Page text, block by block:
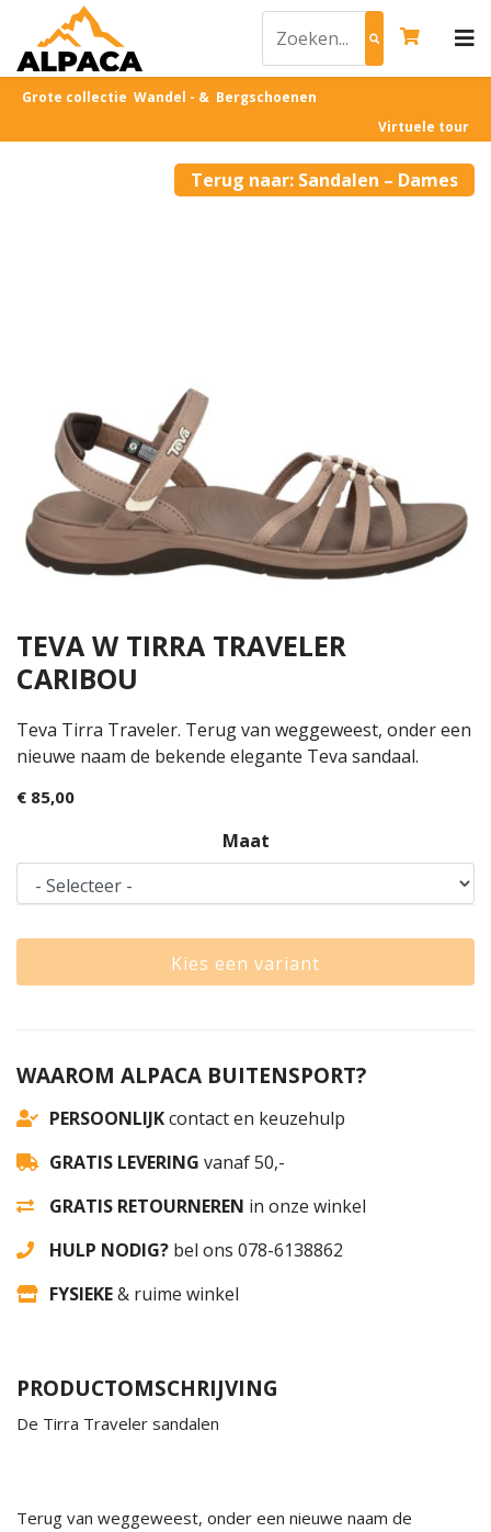
Grote collectie Wandel - & Bergschoenen
Virtuele tour
Terug naar: Sandalen – Dames
TEVA W TIRRA TRAVELER
CARIBOU
Teva Tirra Traveler. Terug van weggeweest, onder een
nieuwe naam de bekende elegante Teva sandaal.
€ 85,00
Maat
Kies een variant
WAAROM ALPACA BUITENSPORT?
PERSOONLIJKcontact en keuzehulp
GRATIS LEVERING vanaf 50,-
GRATIS RETOURNEREN in onze winkel
HULP NODIG? bel ons 078-6138862
FYSIEKE& ruime winkel
PRODUCTOMSCHRIJVING
De Tirra Traveler sandalen
Terug van weggeweest, onder een nieuwe naam de